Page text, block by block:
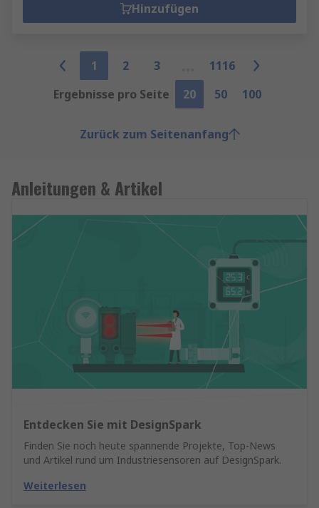
Hinzufügen
1 2 3
1116
Ergebnisse pro Seite
20 50 100
Zurück zum Seitenanfang
Anleitungen & Artikel
Entdecken Sie mit DesignSpark
Finden Sie noch heute spannende Projekte, Top-News
und Artikel rund um Industriesensoren auf DesignSpark.
Weiterlesen